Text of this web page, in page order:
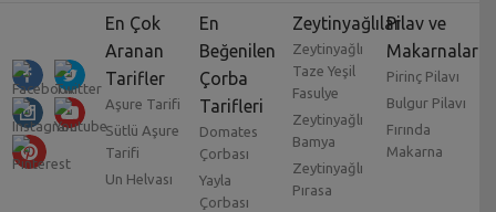
En Çok
Aranan
Tarifler
Aşure Tarifi
Sütlü Aşure
Tarifi
Un Helvası
En
Beğenilen
Çorba
Tarifleri
Domates
Çorbası
Yayla
Çorbası
Zeytinyağlılar
Zeytinyağlı
Taze Yeşil
Fasulye
Zeytinyağlı
Bamya
Zeytinyağlı
Pırasa
Pilav ve
Makarnalar
Pirinç Pilavı
Bulgur Pilavı
Fırında
Makarna